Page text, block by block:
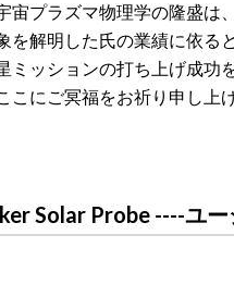
宙プラズマ物理学の隆盛は
を解明した氏の業績に依る
ミッションの打ち上げ成功
こにご冥福をお祈り申し上
Solar Probe ----ユ